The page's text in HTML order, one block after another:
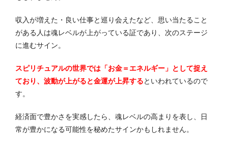
収入が増えた・良い仕事と巡り会えたなど、思い当たること
がある人は魂レベルが上がっている証であり、次のステージ
に進むサイン。
スピリチュアルの世界では「お金＝エネルギー」として捉え
ており、波動が上がると金運が上昇するといわれているので
す。
経済面で豊かさを実感したら、魂レベルの高まりを表し、日
常が豊かになる可能性を秘めたサインかもしれません。